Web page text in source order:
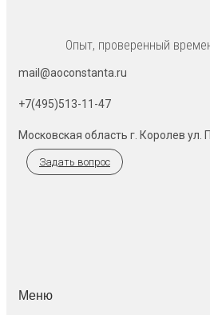
Опыт, проверенный
mail@aoconstanta.ru
+7(495)513-11-47
Московская область г. Королев ул.
Задать вопрос
Меню